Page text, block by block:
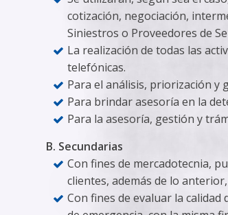
cotización, negociación,
Siniestros o Proveedores de
La realización de todas las
telefónicas.
Para el análisis, priorización y
Para brindar asesoría en la
Para la asesoría, gestión y
B. Secundarias
Con fines de mercadotecnia,
clientes, además de lo
Con fines de evaluar la